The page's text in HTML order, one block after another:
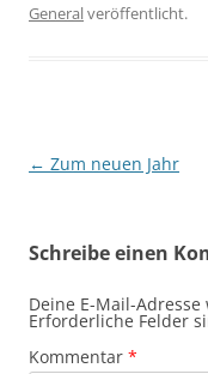
Generalveröffentlicht.
Beitragsnavigation
← Zum neuen Jahr
Schreibe einen
Deine E-Mail-
Erforderliche Felder
Kommentar *